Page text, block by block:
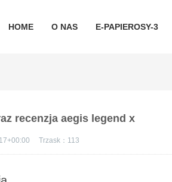
HOME O NAS E-PAPIEROSY-3
recenzja aegis legend x
Trzask： 113